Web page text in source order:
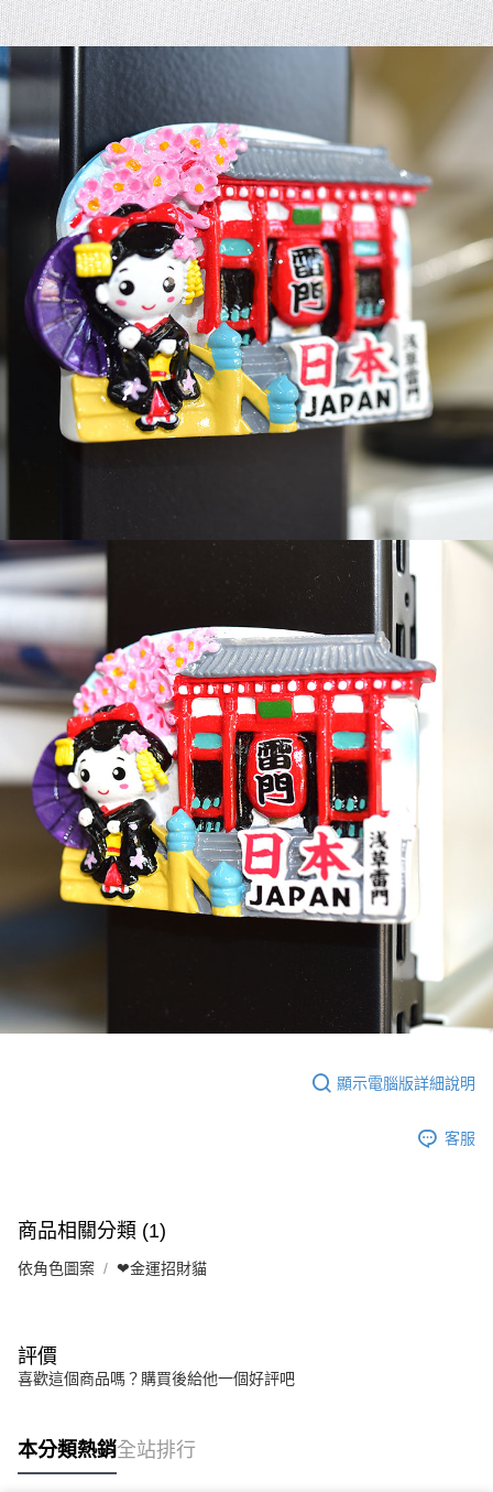
顯示電腦版詳細說明
客服
商品相關分類 (1)
依角色圖案 ❤金運招財貓
評價
喜歡這個商品嗎？購買後給他一個好評吧
本分類熱銷全站排行